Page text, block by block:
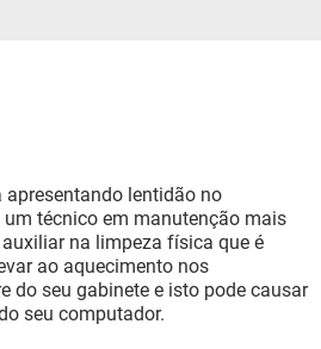
lentidão no
um técnico em manutenção mais
na limpeza física que é
ao aquecimento nos
do seu gabinete e isto pode causar
seu computador.